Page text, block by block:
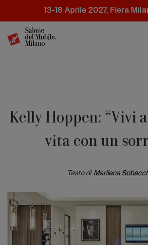
principale
13-18 Aprile 2027, Fiera
Kelly Hoppen: “Vivi
vita con un
Testo di Marilena